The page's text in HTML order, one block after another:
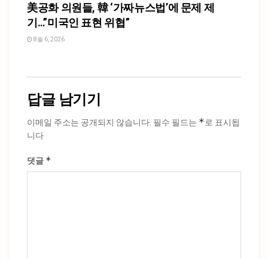
美공화 의원들, 韓 ‘가짜뉴스법’에 문제 제
기…”미국인 표현 위협”
8월 6, 2026
답글 남기기
이메일 주소는 공개되지 않습니다. 필수 필드는 *로 표시됩
니다
댓글 *